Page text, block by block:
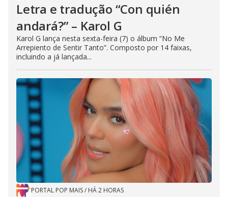
Letra e tradução “Con quién
andará?” – Karol G
Karol G lança nesta sexta-feira (7) o álbum “No Me
Arrepiento de Sentir Tanto”. Composto por 14 faixas,
incluindo a já lançada...
PORTAL POP MAIS/ HÁ 2 HORAS